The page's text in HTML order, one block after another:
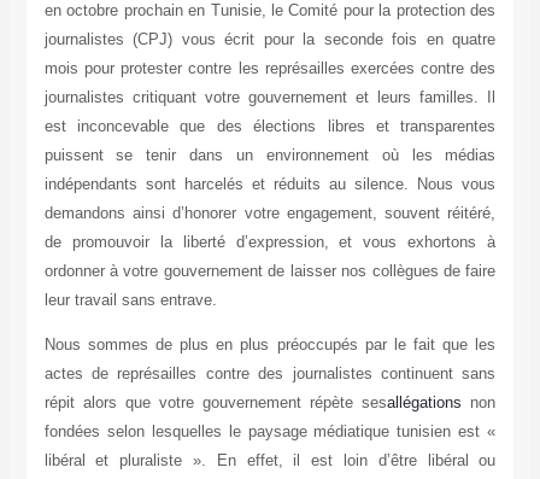
en octobre prochain en Tunisie, le Comité pour la protection des
journalistes (CPJ) vous écrit pour la seconde fois en quatre
mois pour protester contre les représailles exercées contre des
journalistes critiquant votre gouvernement et leurs familles. Il
est inconcevable que des élections libres et transparentes
puissent se tenir dans un environnement où les médias
indépendants sont harcelés et réduits au silence. Nous vous
demandons ainsi d’honorer votre engagement, souvent réitéré,
de promouvoir la liberté d’expression, et vous exhortons à
ordonner à votre gouvernement de laisser nos collègues de faire
leur travail sans entrave.
Nous sommes de plus en plus préoccupés par le fait que les
actes de représailles contre des journalistes continuent sans
répit alors que votre gouvernement répète sesallégations non
fondées selon lesquelles le paysage médiatique tunisien est «
libéral et pluraliste ». En effet, il est loin d’être libéral ou